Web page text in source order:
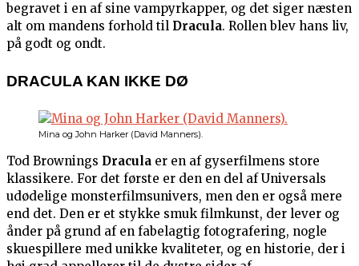
begravet i en af sine vampyrkapper, og det siger næsten
alt om mandens forhold til Dracula. Rollen blev hans liv,
på godt og ondt.
DRACULA KAN IKKE DØ
Mina og John Harker (David Manners).
Tod Brownings Dracula er en af gyserfilmens store
klassikere. For det første er den en del af Universals
udødelige monsterfilmsunivers, men den er også mere
end det. Den er et stykke smuk filmkunst, der lever og
ånder på grund af en fabelagtig fotografering, nogle
skuespillere med unikke kvaliteter, og en historie, der i